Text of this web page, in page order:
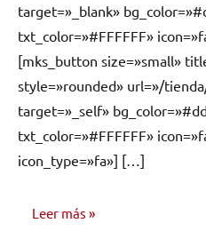
target=»_blank»
txt_color=»#FFFFFF»
[mks_button size=»small»
style=»rounded» url=»/
target=»_self»
txt_color=»#FFFFFF»
icon_type=»fa»] […]
Leer más